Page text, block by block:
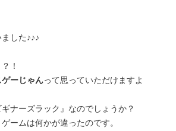
した♪♪♪
！
ゲーじゃんって思っていただけますよ
ナーズラック』なのでしょうか？
ームは何かが違ったのです。